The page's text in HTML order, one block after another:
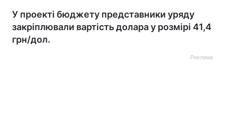
У проекті бюджету представники уряду
закріплювали вартість долара у розмірі 41,4
грн/дол.
Реклама